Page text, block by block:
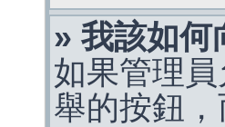
» 我該如何
如果管理
舉的按鈕